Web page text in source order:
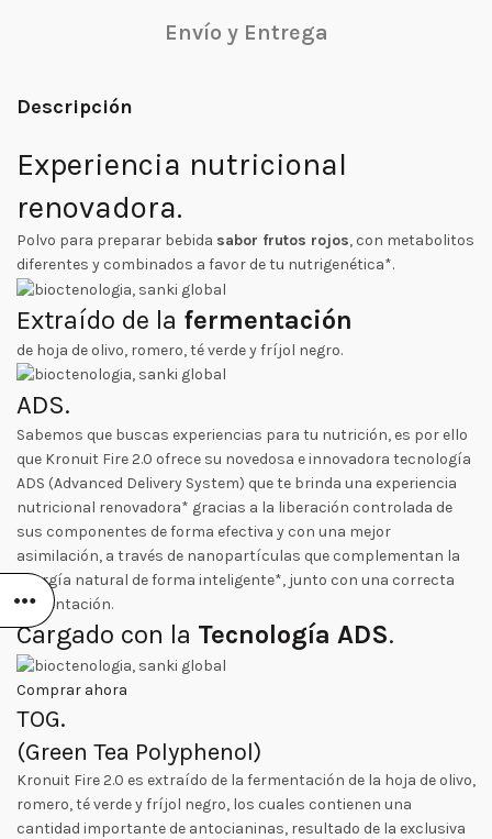
Envío y Entrega
Descripción
Experiencia nutricional
renovadora.
Polvo para preparar bebida sabor frutos rojos, con metabolitos
diferentes y combinados a favor de tu nutrigenética*.
Extraído de la fermentación
de hoja de olivo, romero, té verde y fríjol negro.
ADS.
Sabemos que buscas experiencias para tu nutrición, es por ello
que Kronuit Fire 2.0 ofrece su novedosa e innovadora tecnología
ADS (Advanced Delivery System) que te brinda una experiencia
nutricional renovadora* gracias a la liberación controlada de
sus componentes de forma efectiva y con una mejor
asimilación, a través de nanopartículas que complementan la
energía natural de forma inteligente*, junto con una correcta
alimentación.
Cargado con la Tecnología ADS.
Comprar ahora
TOG.
(Green Tea Polyphenol)
Kronuit Fire 2.0 es extraído de la fermentación de la hoja de olivo,
romero, té verde y fríjol negro, los cuales contienen una
cantidad importante de antocianinas, resultado de la exclusiva